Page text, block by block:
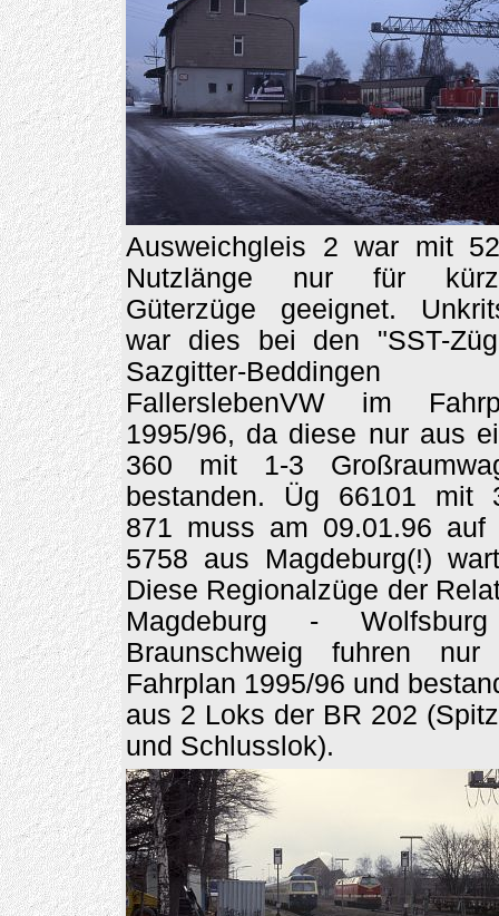
Ausweichgleis 2 war mit
Nutzlänge nur für
Güterzüge geeignet.
war dies bei den "SST-
Sazgitter-
FallerslebenVW im
1995/96, da diese nur aus
360 mit 1-3
bestanden. Üg 66101 mit
871 muss am 09.01.96 auf
5758 aus Magdeburg(!)
Diese Regionalzüge der
Magdeburg -
Braunschweig fuhren
Fahrplan 1995/96 und
aus 2 Loks der BR 202
und Schlusslok).